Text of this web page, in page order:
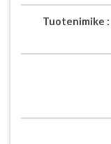
Tuotenimike :